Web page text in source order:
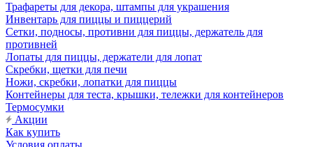
Трафареты для декора, штампы для украшения
Инвентарь для пиццы и пиццерий
Сетки, подносы, противни для пиццы, держатель для
противней
Лопаты для пиццы, держатели для лопат
Скребки, щетки для печи
Ножи, скребки, лопатки для пиццы
Контейнеры для теста, крышки, тележки для контейнеров
Термосумки
Акции
Как купить
Условия оплаты